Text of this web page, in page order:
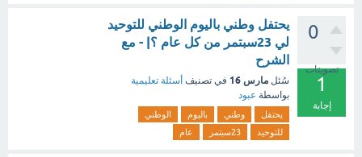
0
تصويتات
1
إجابة
يحتفل وطني باليوم الوطني للتوحيد
لي 23سبتمر من كل عام ؟| - مع
الشرح
سُئل مارس 16 في تصنيف أسئلة تعليمية
بواسطة عبود
يحتفل وطني باليوم
الوطني
للتوحيد
23سبتمر عام